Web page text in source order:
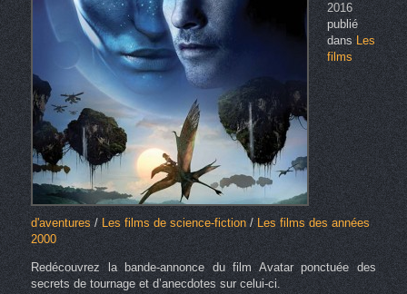
2016
publié
dansLes
films
d'aventures/ Les films de science-fiction/ Les films des années
2000
Redécouvrez la bande-annonce du film Avatar ponctuée des
secrets de tournage et d’anecdotes sur celui-ci.